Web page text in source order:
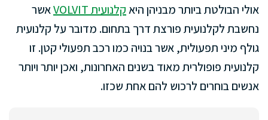
אולי הבולטת ביותר מבניהן היאקלנועית VOLVIT
אשר
נחשבת לקלנועית פורצת דרך בתחום. מדובר על קלנועית
גולף מיני תפעולית, אשר בנויה כמו רכב תפעולי קטן. זו
קלנועית פופולרית מאוד בשנים האחרונות, ואכן יותר ויותר
אנשים בוחרים לרכוש להם אחת שכזו.